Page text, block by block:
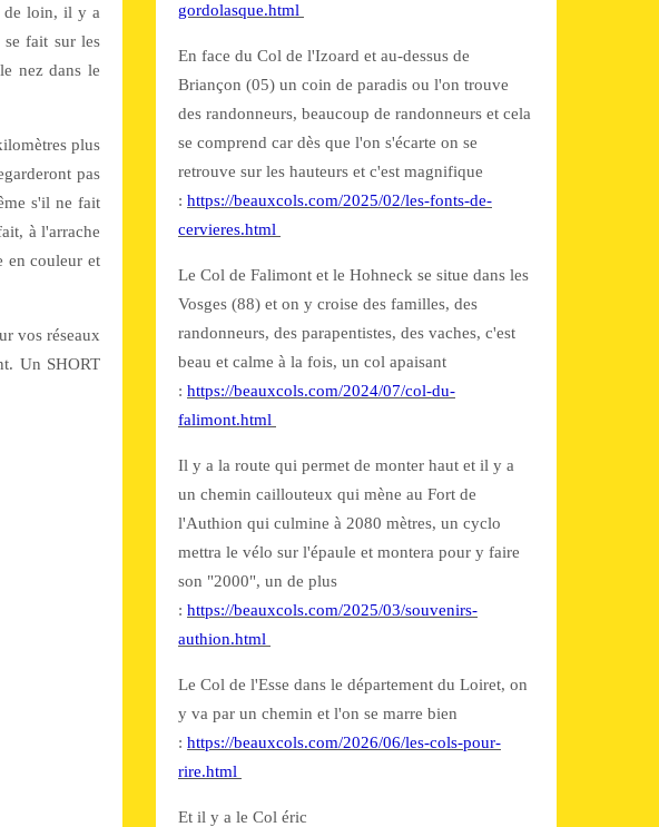
de loin, il y a
fait sur les
nez dans le
plus
pas
s'il ne fait
à l'arrache
en couleur et
vos réseaux
Un SHORT
gordolasque.html
En face du Col de l'Izoard et au-dessus de
Briançon (05) un coin de paradis ou l'on trouve
des randonneurs, beaucoup de randonneurs et cela
se comprend car dès que l'on s'écarte on se
retrouve sur les hauteurs et c'est magnifique
: https://beauxcols.com/2025/02/les-fonts-de-
cervieres.html
Le Col de Falimont et le Hohneck se situe dans les
Vosges (88) et on y croise des familles, des
randonneurs, des parapentistes, des vaches, c'est
beau et calme à la fois, un col apaisant
: https://beauxcols.com/2024/07/col-du-
falimont.html
Il y a la route qui permet de monter haut et il y a
un chemin caillouteux qui mène au Fort de
l'Authion qui culmine à 2080 mètres, un cyclo
mettra le vélo sur l'épaule et montera pour y faire
son "2000", un de plus
: https://beauxcols.com/2025/03/souvenirs-
authion.html
Le Col de l'Esse dans le département du Loiret, on
y va par un chemin et l'on se marre bien
: https://beauxcols.com/2026/06/les-cols-pour-
rire.html
Et il y a le Col éric